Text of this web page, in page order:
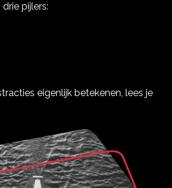
OP
pijlers:
eigenlijk betekenen, lees je